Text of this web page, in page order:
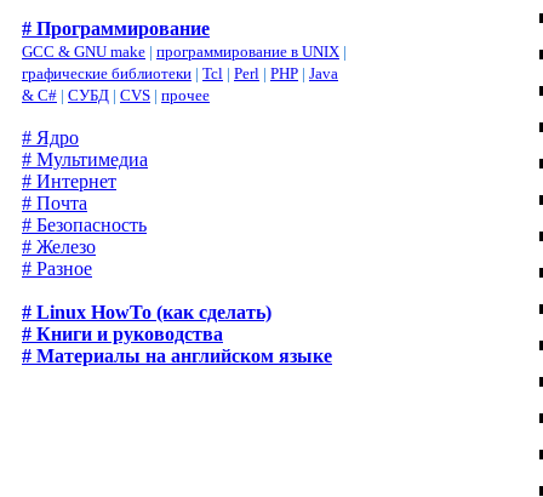
# Программирование
GCC & GNU make | программирование в UNIX |
графические библиотеки | Tcl | Perl | PHP | Java
& C# | СУБД | CVS | прочее
# Ядро
# Мультимедиа
# Интернет
# Почта
# Безопасность
# Железо
# Разное
# Linux HowTo (как сделать)
# Книги и руководства
# Материалы на английском языке